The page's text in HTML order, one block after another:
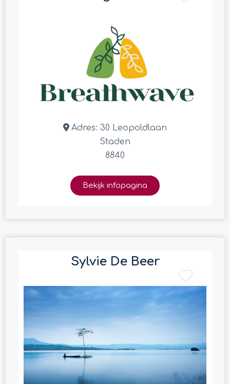
Adres: 30 Leopoldlaan
Staden
8840
Bekijk infopagina
Sylvie De Beer